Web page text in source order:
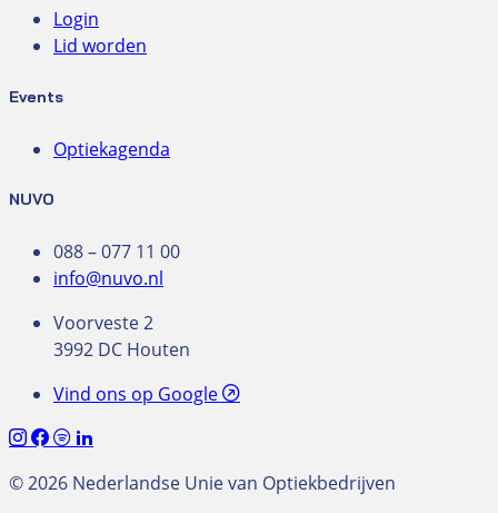
Login
Lid worden
Events
Optiekagenda
NUVO
088 – 077 11 00
info@nuvo.nl
Voorveste 2
3992 DC Houten
Vind ons op Google
© 2026 Nederlandse Unie van Optiekbedrijven